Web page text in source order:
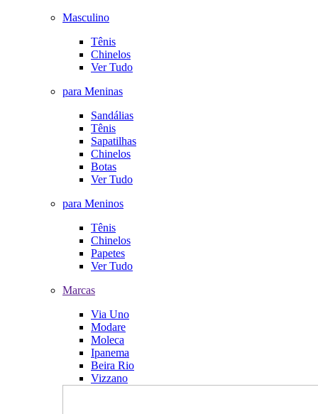
Masculino
Tênis
Chinelos
Ver Tudo
para Meninas
Sandálias
Tênis
Sapatilhas
Chinelos
Botas
Ver Tudo
para Meninos
Tênis
Chinelos
Papetes
Ver Tudo
Marcas
Via Uno
Modare
Moleca
Ipanema
Beira Rio
Vizzano